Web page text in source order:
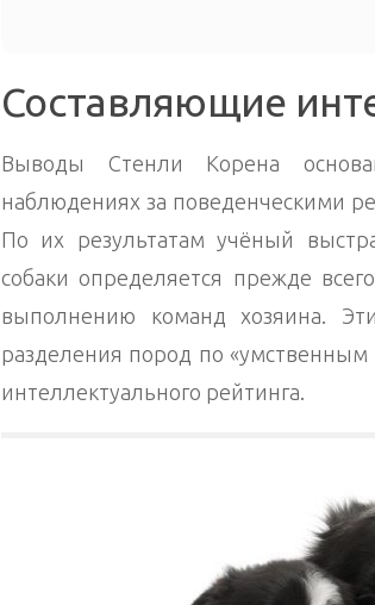
Составляющие
Выводы Стенли Корена
наблюдениях за поведенческими
По их результатам учёный
собаки определяется прежде
выполнению команд хозяина.
разделения пород по «умственным
интеллектуального рейтинга.